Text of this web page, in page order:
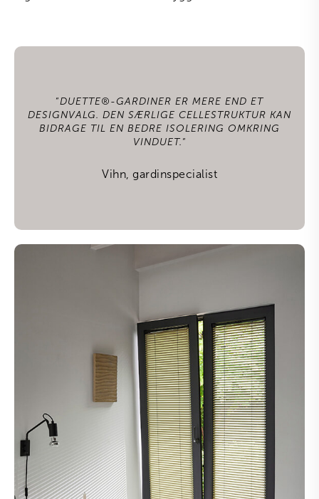
“ DUETTE® -GARDINER ER MERE END ET
DESIGNVALG. DEN SÆRLIGE CELLESTRUKTUR KAN
BIDRAGE TIL EN BEDRE ISOLERING OMKRING
VINDUET. “
Vihn, gardinspecialist